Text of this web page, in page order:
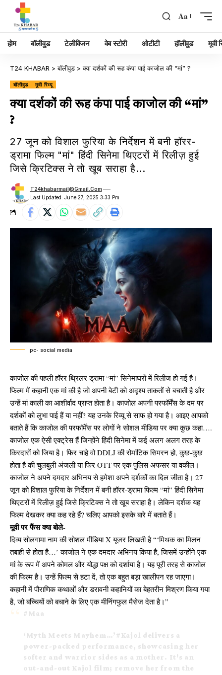
Aa
होम बॉलीवुड टेलीविजन वेब स्टोरी ओटीटी हॉलीवुड मूवी
T24 KHABAR >बॉलीवुड >क्या दर्शकों की रूह कंपा पाई काजोल की “मां” ?
बॉलीवुड मूवी रिव्यू
क्या दर्शकों की रूह कंपा पाई काजोल की “मां”
?
27 जून को विशाल फुरिया के निर्देशन में बनी हॉरर-
ड्रामा फिल्म "मां" हिंदी सिनेमा थिएटरों में रिलीज़ हुई
जिसे क्रिटिक्स ने तो खूब सराहा है...
Last Updated: June 27, 2025 3:33 Pm
T24khabarmail@gmail.com
pc- social media
काजोल की पहली हॉरर थ्रिलर ड्रामा “मां” सिनेमाघरों में रिलीज हो गई है।
फिल्म में कहानी एक मां की है जो अपनी बेटी को अदृश्य ताकतों से बचाती है और
उन्हें मां काली का आशीर्वाद प्राप्त होता है। काजोल अपनी परफॉर्मेंस के दम पर
दर्शकों को लुभा पाई हैं या नहीं? यह उनके रिव्यू से साफ हो गया है। आइए आपको
बताते हैं कि काजोल की परफॉर्मेंस पर लोगों ने सोशल मीडिया पर क्या कुछ कहा….
काजोल एक ऐसी एक्ट्रेस हैं जिन्होंने हिंदी सिनेमा में कई अलग अलग तरह के
किरदारों को जिया है। फिर चाहे वो DDLJ की रोमांटिक सिमरन हो, कुछ-कुछ
होता है की चुलबुली अंजली या फिर OTT पर एक पुलिस अफसर या वकील।
काजोल ने अपने दमदार अभिनय से हमेशा अपने दर्शकों का दिल जीता है। 27
जून को विशाल फुरिया के निर्देशन में बनी हॉरर-ड्रामा फिल्म “मां” हिंदी सिनेमा
थिएटरों में रिलीज़ हुई जिसे क्रिटिक्स ने तो खूब सराहा है। लेकिन दर्शक यह
फिल्म देखकर क्या कह रहे हैं? चलिए आपको इसके बारे में बताते हैं।
मूवी पर फैंस क्या बोले-
दिव्य सोलगामा नाम की सोशल मीडिया X यूजर लिखती है “‘मिथक का मिलन
तबाही से होता है…’ काजोल ने एक दमदार अभिनय किया है, जिसमें उन्होंने एक
मां के रूप में अपने कोमल और योद्धा पक्ष को दर्शाया है। यह पूरी तरह से काजोल
की फिल्म है। उन्हें फिल्म से हटा दें, तो एक बहुत बड़ा खालीपन रह जाएगा।
कहानी में पौराणिक कथाओं और डरावनी कहानियों का बेहतरीन मिश्रण किया गया
है, जो बच्चियों को बचाने के लिए एक मीनिंगफुल मैसेज देता है।”
#Maa
‘Myth Meets Mayhem…’#Kajol delivers a
power-packed performance, showcasing her
softer and warrior sides as a mother. It's an
out-and-out Kajol film; remove her from the